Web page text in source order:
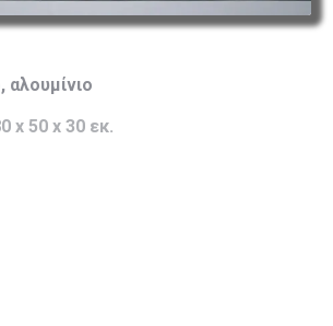
αλουμίνιο
x 50 x 30 εκ.